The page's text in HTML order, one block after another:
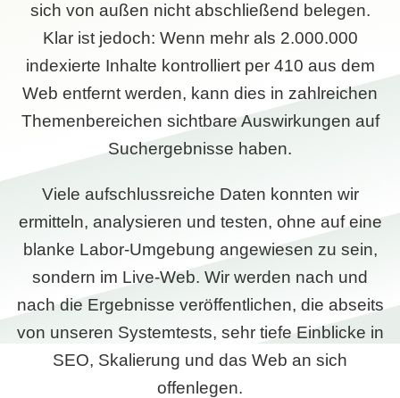
sich von außen nicht abschließend belegen.
Klar ist jedoch: Wenn mehr als 2.000.000
indexierte Inhalte kontrolliert per 410 aus dem
Web entfernt werden, kann dies in zahlreichen
Themenbereichen sichtbare Auswirkungen auf
Suchergebnisse haben.
Viele aufschlussreiche Daten konnten wir
ermitteln, analysieren und testen, ohne auf eine
blanke Labor-Umgebung angewiesen zu sein,
sondern im Live-Web. Wir werden nach und
nach die Ergebnisse veröffentlichen, die abseits
von unseren Systemtests, sehr tiefe Einblicke in
SEO, Skalierung und das Web an sich
offenlegen.